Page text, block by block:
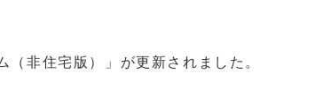
非住宅版）」が更新されました。